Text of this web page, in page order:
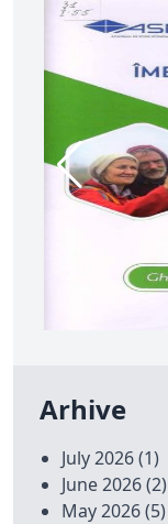
Arhive
July 2026(1)
June 2026(2)
May 2026(5)